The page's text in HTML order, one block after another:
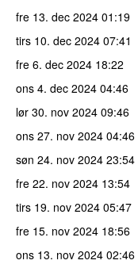
fre 13. dec 2024 01:19
tirs 10. dec 2024 07:41
fre 6. dec 2024 18:22
ons 4. dec 2024 04:46
lør 30. nov 2024 09:46
ons 27. nov 2024 04:46
søn 24. nov 2024 23:54
fre 22. nov 2024 13:54
tirs 19. nov 2024 05:47
fre 15. nov 2024 18:56
ons 13. nov 2024 02:46